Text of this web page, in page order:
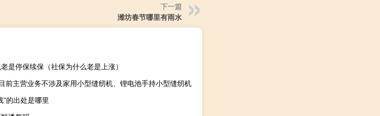
下一篇
潍坊春节哪里有雨水
是停保续保（社保为什么老是上涨）
前主营业务不涉及家用小型缝纫机、锂电池手持小型缝纫机
”的出处是哪里